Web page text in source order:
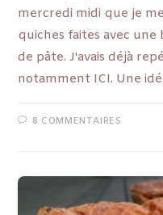
mercredi midi que je
quiches faites avec une
de pâte. J'avais déjà
notamment ICI. Une
8 COMMENTAIRES